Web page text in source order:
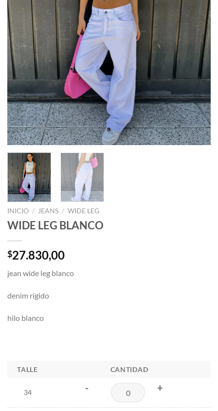
INICIO / JEANS / WIDE LEG
WIDE LEG BLANCO
$27.830,00
jean wide leg blanco
denim rigido
hilo blanco
TALLE CANTIDAD
34 - +